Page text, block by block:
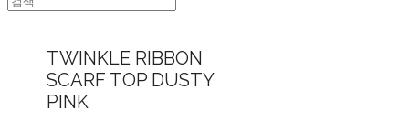
TWINKLE RIBBON
SCARF TOP DUSTY
PINK